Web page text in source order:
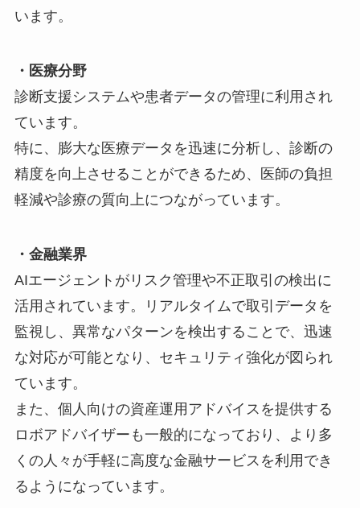
います。
・医療分野
診断支援システムや患者データの管理に利用され
ています。
特に、膨大な医療データを迅速に分析し、診断の
精度を向上させることができるため、医師の負担
軽減や診療の質向上につながっています。
・金融業界
AIエージェントがリスク管理や不正取引の検出に
活用されています。リアルタイムで取引データを
監視し、異常なパターンを検出することで、迅速
な対応が可能となり、セキュリティ強化が図られ
ています。
また、個人向けの資産運用アドバイスを提供する
ロボアドバイザーも一般的になっており、より多
くの人々が手軽に高度な金融サービスを利用でき
るようになっています。